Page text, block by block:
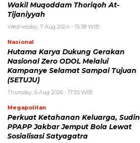
Wakil Muqoddam Thoriqoh At-
Tijaniyyah
Wednesday, 7 Aug 2024 - 15:38 WIB
Nasional
Hutama Karya Dukung Gerakan
Nasional Zero ODOL Melalui
Kampanye Selamat Sampai Tujuan
(SETUJU)
Thursday, 6 Aug 2026 - 17:55 WIB
Megapolitan
Perkuat Ketahanan Keluarga, Sudin
PPAPP Jakbar Jemput Bola Lewat
Sosialisasi Satyagatra